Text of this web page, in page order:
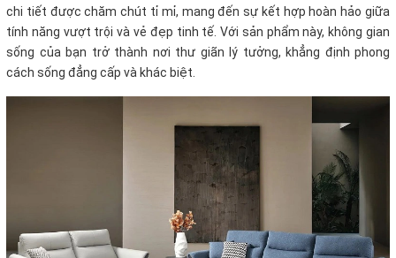
chi tiết được chăm chút tỉ mỉ, mang đến sự kết hợp hoàn hảo giữa
tính năng vượt trội và vẻ đẹp tinh tế. Với sản phẩm này, không gian
sống của bạn trở thành nơi thư giãn lý tưởng, khẳng định phong
cách sống đẳng cấp và khác biệt.